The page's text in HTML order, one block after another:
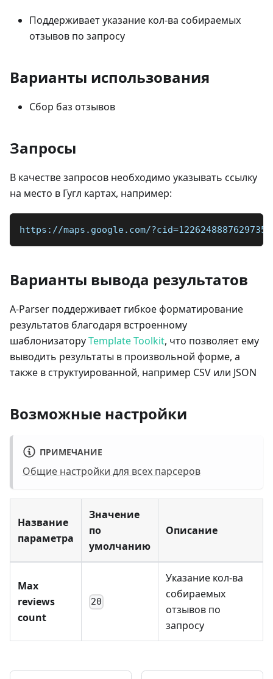
Поддерживает указание кол-ва собираемых
отзывов по запросу
Варианты использования
Сбор баз отзывов
Запросы
В качестве запросов необходимо указывать ссылку
на место в Гугл картах, например:
https://maps.google.com/
Варианты вывода результатов
A-Parser поддерживает гибкое форматирование
результатов благодаря встроенному
шаблонизаторуTemplate Toolkit, что позволяет ему
выводить результаты в произвольной форме, а
также в структуированной, например CSV или JSON
Возможные настройки
ПРИМЕЧАНИЕ
Общие настройки для всех парсеров
Название
параметра
Значение
по
умолчанию
Описание
Max
reviews
count
20
Указание кол-ва
собираемых
отзывов по
запросу